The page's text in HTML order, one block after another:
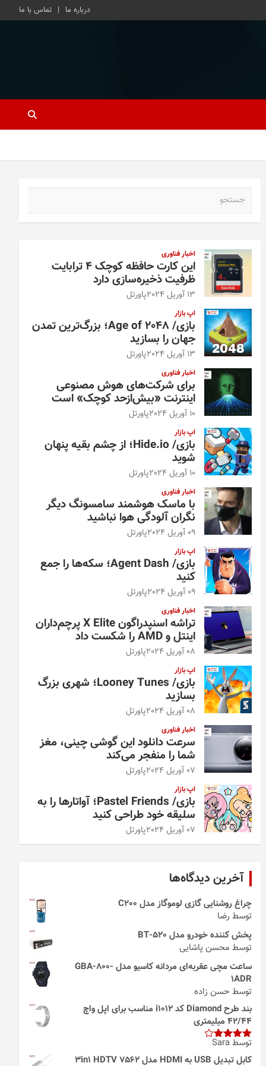
درباره ما تماس با ما
اخبار فناوری
این کارت حافظه کوچک ۴ ترابایت
ظرفیت ذخیره‌سازی دارد
13 آوریل 2024 پاورتل
اپ بازار
بازی/ Age of 2048؛ بزرگ‌ترین تمدن
جهان را بسازید
13 آوریل 2024 پاورتل
اخبار فناوری
برای شرکت‌های هوش مصنوعی
اینترنت «بیش‌از‌حد کوچک» است
10 آوریل 2024 پاورتل
اپ بازار
بازی/ Hide.io؛ از چشم بقیه پنهان
شوید
10 آوریل 2024 پاورتل
اخبار فناوری
با ماسک هوشمند سامسونگ دیگر
نگران آلودگی هوا نباشید
09 آوریل 2024 پاورتل
اپ بازار
بازی/ Agent Dash؛ سکه‌ها را جمع
کنید
09 آوریل 2024 پاورتل
اخبار فناوری
تراشه اسنپدراگون X Elite پرچم‌داران
اینتل و AMD را شکست داد
08 آوریل 2024 پاورتل
اپ بازار
بازی/ Looney Tunes؛ شهری بزرگ
بسازید
08 آوریل 2024 پاورتل
اخبار فناوری
سرعت دانلود این گوشی چینی، مغز
شما را منفجر می‌کند
07 آوریل 2024 پاورتل
اپ بازار
بازی/ Pastel Friends؛ آواتارها را به
سلیقه خود طراحی کنید
07 آوریل 2024 پاورتل
آخرین دیدگاه‌ها
چراغ روشنایی گازی لوموگاز مدل C200
توسط رضا
پخش کننده خودرو مدل 520-BT
توسط محسن پاشایی
ساعت مچی عقربه‌ای مردانه کاسیو مدل GBA-800-
1ADR
توسط حسن زاده
بند طرح Diamond کد i1012 مناسب برای اپل واچ
42/44 میلیمتری
امتیاز4
از 5
توسط Sara
کابل تبدیل USB به HDMI مدل 3in1 HDTV 7562